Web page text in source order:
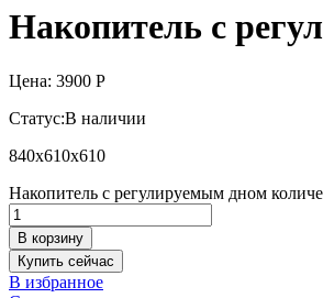
Накопитель с
Цена: 3900 Р
Статус:В наличии
840х610х610
Накопитель с регулируемым дном
В корзину
Купить сейчас
В избранное